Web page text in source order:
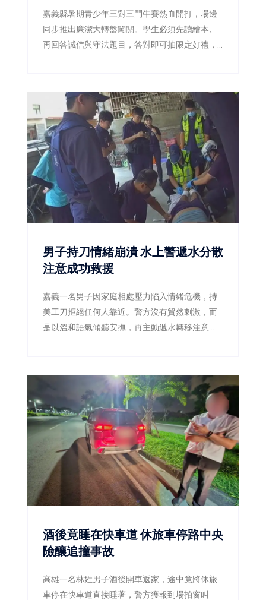
嘉義縣暑期青少年三對三鬥牛賽熱血開打，場邊
同步推出廉潔大轉盤闖關。學生必須先讀繪本、
再回答誠信與守法題目，答對即可抽限定好禮，
男子持刀情緒崩潰 水上警遞水分散
注意成功救援
嘉義一名男子因家庭相處壓力陷入情緒危機，持
美工刀拒絕任何人靠近。警方沒有貿然刺激，而
是以溫和語氣傾聽安撫，再主動遞水轉移注意
酒後竟睡在快車道 休旅車停路中央
險釀追撞事故
高雄一名林姓男子酒後開車返家，途中竟將休旅
車停在快車道直接睡著，警方獲報到場拍窗叫